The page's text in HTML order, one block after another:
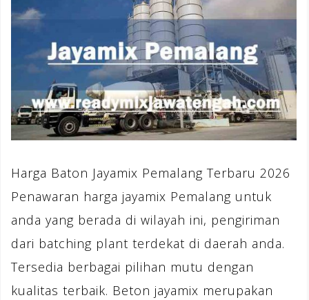
Harga Baton Jayamix Pemalang Terbaru 2026
Penawaran harga jayamix Pemalang untuk
anda yang berada di wilayah ini, pengiriman
dari batching plant terdekat di daerah anda.
Tersedia berbagai pilihan mutu dengan
kualitas terbaik. Beton jayamix merupakan